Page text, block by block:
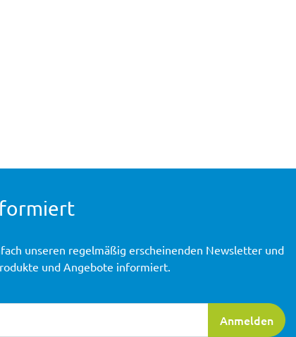
Anmelden
unseren regelmäßig erscheinenden Newsletter und
und Angebote informiert.